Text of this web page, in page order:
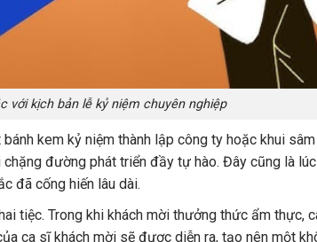
với kịch bản lễ kỷ niệm chuyên nghiệp
kem kỷ niệm thành lập công ty hoặc khui
đường phát triển đầy tự hào. Đây cũng là
đã cống hiến lâu dài.
tiệc. Trong khi khách mời thưởng thức ẩm thực,
ca sĩ khách mời sẽ được diễn ra, tạo nên một